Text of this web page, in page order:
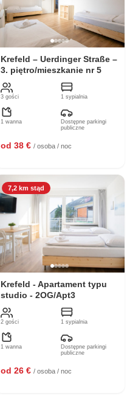
Krefeld – Uerdinger Straße –
3. piętro/mieszkanie nr 5
3 gości 1 sypialnia
1 wanna
Dostępne parkingi
publiczne
od 38 € / osoba / noc
7,2 km stąd
Krefeld - Apartament typu
studio - 2OG/Apt3
2 gości 1 sypialnia
1 wanna
Dostępne parkingi
publiczne
od 26 € / osoba / noc